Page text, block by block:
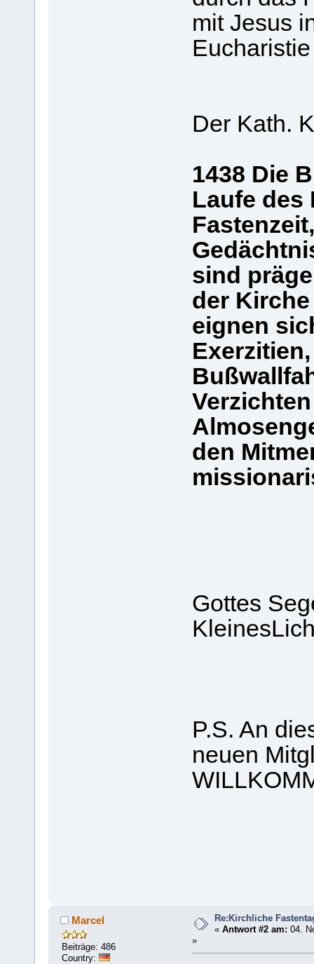
mit Jesus
Der Kath.
1438 Die
Laufe des
sind
der
eignen
den
Gottes
P.S. An
neuen
Marcel
Beiträge: 486
Country:
Re:Kirchliche
«Antwort #2 am: 04.
»